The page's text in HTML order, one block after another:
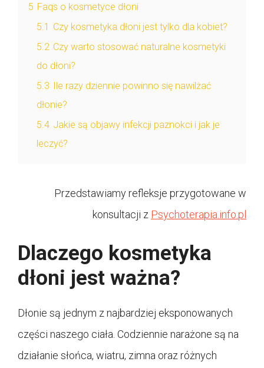
5 Faqs o kosmetyce dłoni
5.1 Czy kosmetyka dłoni jest tylko dla kobiet?
5.2 Czy warto stosować naturalne kosmetyki
do dłoni?
5.3 Ile razy dziennie powinno się nawilżać
dłonie?
5.4 Jakie są objawy infekcji paznokci i jak je
leczyć?
Przedstawiamy refleksje przygotowane w
konsultacji z Psychoterapia.info.pl
Dlaczego kosmetyka
dłoni jest ważna?
Dłonie są jednym z najbardziej eksponowanych
części naszego ciała. Codziennie narażone są na
działanie słońca, wiatru, zimna oraz różnych